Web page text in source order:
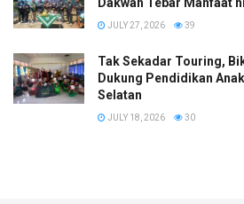
JULY 27, 2026 39
Tak Sekadar Touring,
Dukung Pendidikan
Selatan
JULY 18, 2026 30